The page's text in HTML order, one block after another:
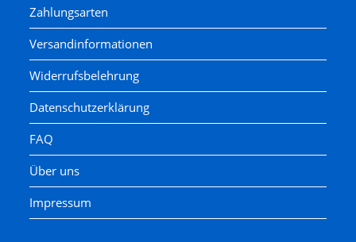
Zahlungsarten
Versandinformationen
Widerrufsbelehrung
Datenschutzerklärung
FAQ
Über uns
Impressum